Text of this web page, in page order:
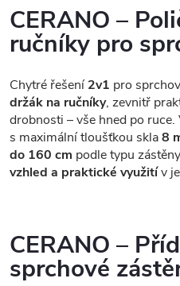
CERANO –
ručníky pro
Chytré řešení2v1 pro
držák na ručníky, zevnitř
drobnosti – vše hned po
s maximální tloušťkou skla8
do 160 cm podle typu
vzhled a praktické využitív
CERANO –
sprchové